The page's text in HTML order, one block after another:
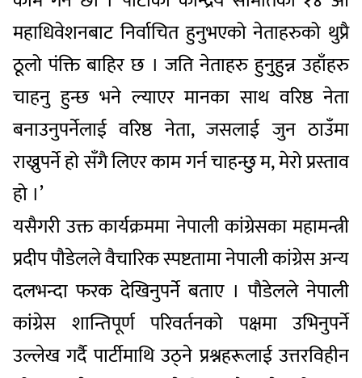
महाधिवेशनबाट निर्वाचित हुनुभएको नेताहरुको थुप्रै
ठूलो पंक्ति बाहिर छ । जति नेताहरु हुनुहुन्न उहाँहरु
चाहनु हुन्छ भने ल्याएर मानका साथ वरिष्ठ नेता
बनाउनुपर्नेलाई वरिष्ठ नेता, जसलाई जुन ठाउँमा
राख्नुपर्ने हो सँगै लिएर काम गर्न चाहन्छु म, मेरो प्रस्ताव
हो ।’
यसैगरी उक्त कार्यक्रममा नेपाली कांग्रेसका महामन्त्री
प्रदीप पौडेलले वैचारिक स्पष्टतामा नेपाली कांग्रेस अन्य
दलभन्दा फरक देखिनुपर्ने बताए । पौडेलले नेपाली
कांग्रेस शान्तिपूर्ण परिवर्तनको पक्षमा उभिनुपर्ने
उल्लेख गर्दै पार्टीमाथि उठ्ने प्रश्नहरूलाई उत्तरविहीन